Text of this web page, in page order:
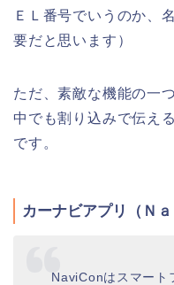
ＥＬ番号でいうのか、
要だと思います）
ただ、素敵な機能の一
中でも割り込みで伝え
です。
カーナビアプリ（Ｎａ
NaviConはスマート